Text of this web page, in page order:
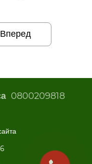
Вперед
0800209818